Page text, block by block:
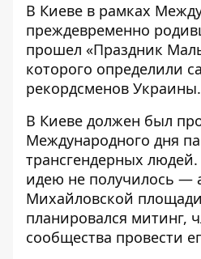
В Киеве в рамках
преждевременно
прошел «Праздник
которого определили
рекордсменов Украины.
В Киеве должен был
Международного дня
трансгендерных
идею не получилось —
Михайловской
планировался митинг,
сообщества провести